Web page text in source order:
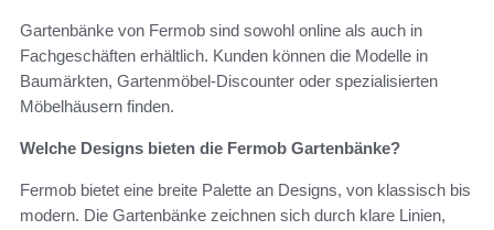
Gartenbänke von Fermob sind sowohl online als auch in
Fachgeschäften erhältlich. Kunden können die Modelle in
Baumärkten, Gartenmöbel-Discounter oder spezialisierten
Möbelhäusern finden.
Welche Designs bieten die Fermob Gartenbänke?
Fermob bietet eine breite Palette an Designs, von klassisch bis
modern. Die Gartenbänke zeichnen sich durch klare Linien,